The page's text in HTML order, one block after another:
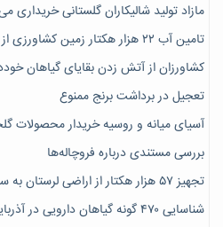
مازاد تولید شالیکاران گلستانی خریداری
تامین آب ۲۲ هزار هکتار زمین کشاورزی از طریق سدهای خراسان شمالی
کشاورزان از آتش زدن بقایای گیاهان
تعجیل در برداشت برنج ممنوع
آسیای میانه و روسیه خریدار محصولات
بررسی مستندی درباره فروچاله‌ها
تجهیز ۵۷ هزار هکتار از اراضی لرستان به سیستم آبیاری نوین
شناسایی ۴۷٠ گونه گیاهان دارویی در آذربایجان غربی